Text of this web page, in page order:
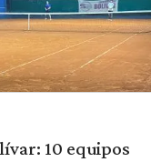
10 equipos